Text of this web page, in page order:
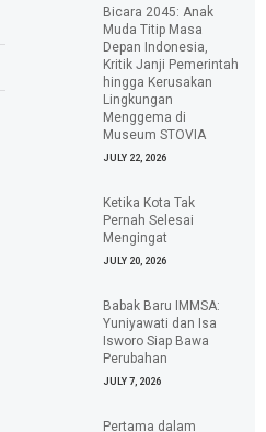
Bicara 2045: Anak
Muda Titip Masa
Depan Indonesia,
Kritik Janji Pemerintah
hingga Kerusakan
Lingkungan
Menggema di
Museum STOVIA
JULY 22, 2026
Ketika Kota Tak
Pernah Selesai
Mengingat
JULY 20, 2026
Babak Baru IMMSA:
Yuniyawati dan Isa
Isworo Siap Bawa
Perubahan
JULY 7, 2026
Pertama dalam